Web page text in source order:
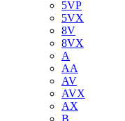
5VP
5VX
8V
8VX
A
AA
AV
AVX
AX
B